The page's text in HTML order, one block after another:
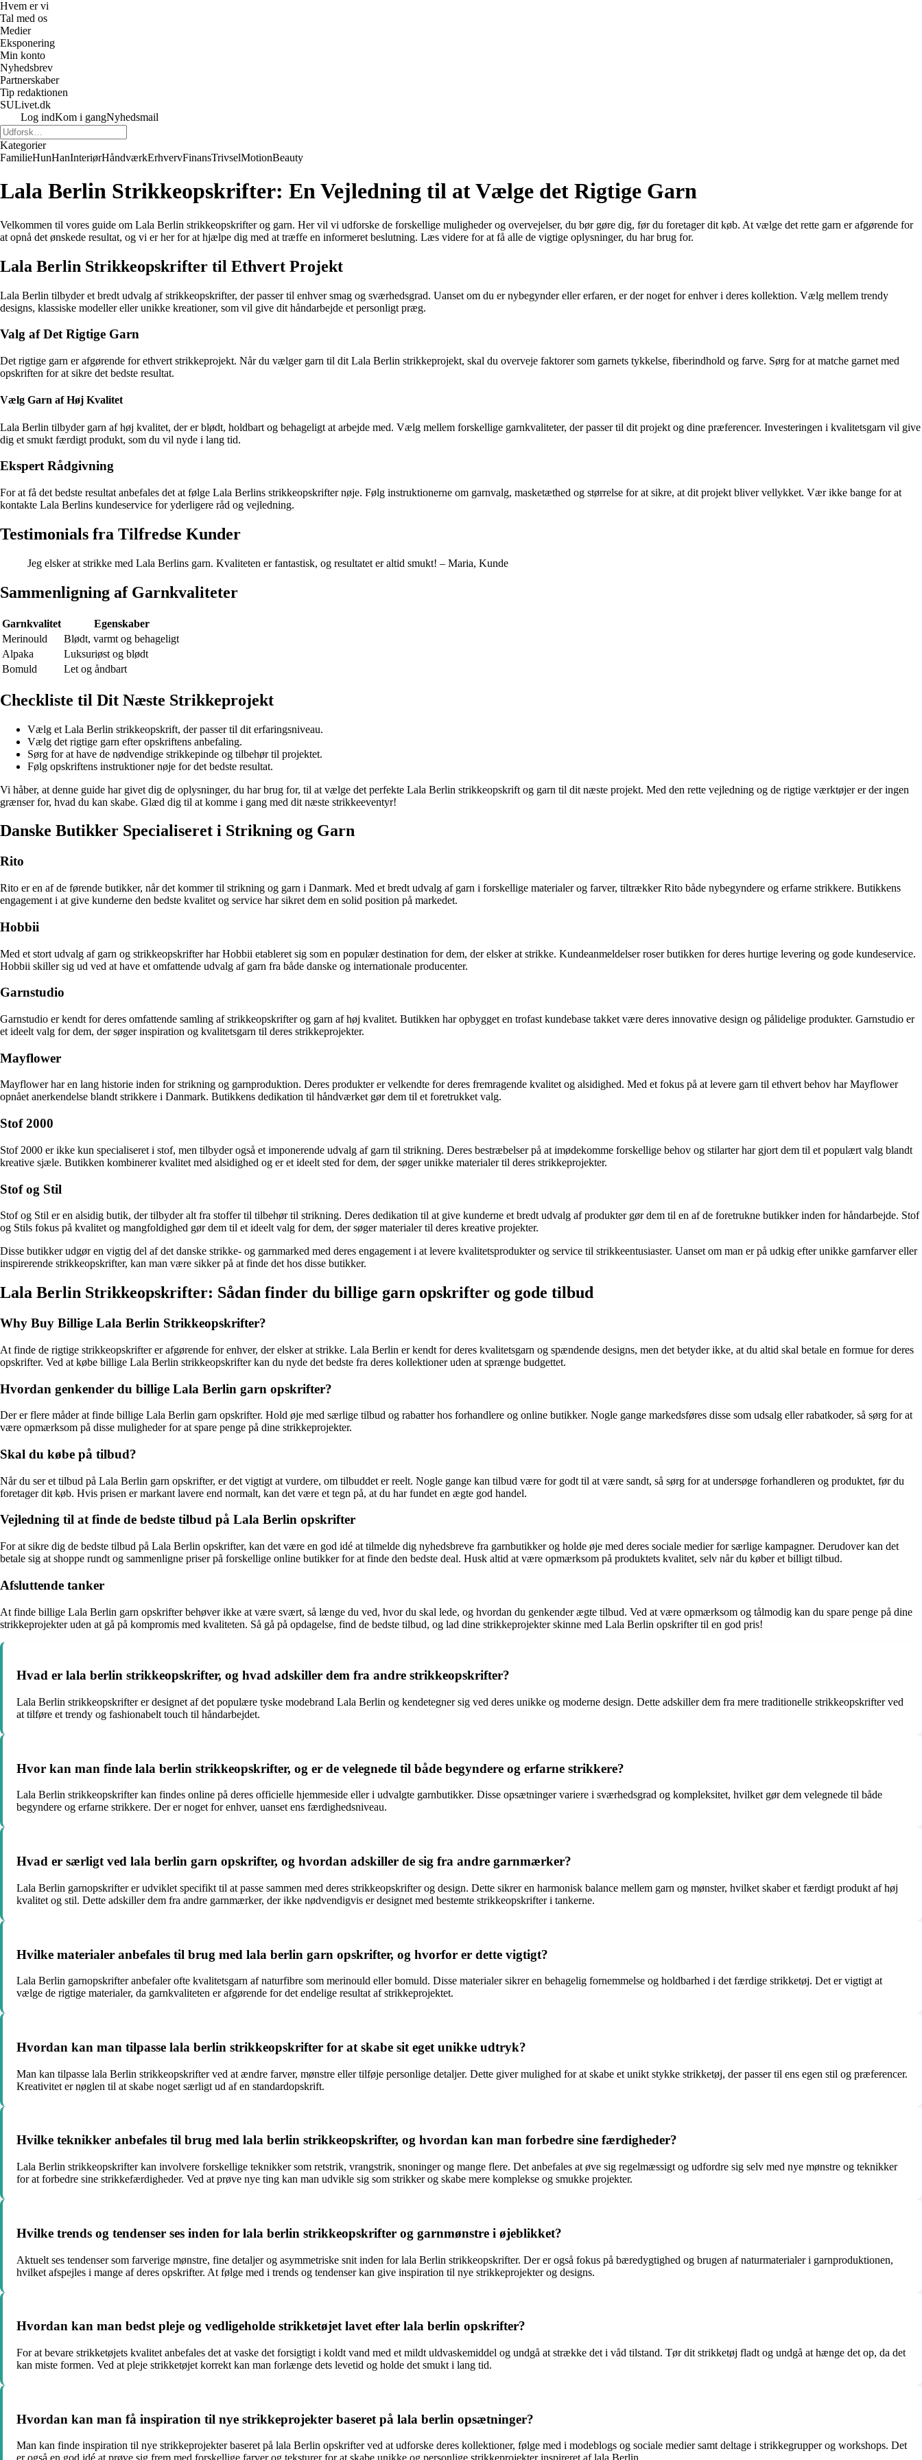
Hvem er vi
Tal med os
Medier
Eksponering
Min konto
Nyhedsbrev
Partnerskaber
Tip redaktionen
SULivet.dk
Log indKom i gangNyhedsmail
Kategorier
FamilieHunHanInteriørHåndværkErhvervFinansTrivselMotionBeauty
Lala Berlin Strikkeopskrifter: En Vejledning til at Vælge det Rigtige Garn
Velkommen til vores guide om Lala Berlin strikkeopskrifter og garn. Her vil vi udforske de forskellige muligheder og overvejelser, du bør gøre dig, før du foretager dit køb. At vælge det rette garn er afgørende for
at opnå det ønskede resultat, og vi er her for at hjælpe dig med at træffe en informeret beslutning. Læs videre for at få alle de vigtige oplysninger, du har brug for.
Lala Berlin Strikkeopskrifter til Ethvert Projekt
Lala Berlin tilbyder et bredt udvalg af strikkeopskrifter, der passer til enhver smag og sværhedsgrad. Uanset om du er nybegynder eller erfaren, er der noget for enhver i deres kollektion. Vælg mellem trendy
designs, klassiske modeller eller unikke kreationer, som vil give dit håndarbejde et personligt præg.
Valg af Det Rigtige Garn
Det rigtige garn er afgørende for ethvert strikkeprojekt. Når du vælger garn til dit Lala Berlin strikkeprojekt, skal du overveje faktorer som garnets tykkelse, fiberindhold og farve. Sørg for at matche garnet med
opskriften for at sikre det bedste resultat.
Vælg Garn af Høj Kvalitet
Lala Berlin tilbyder garn af høj kvalitet, der er blødt, holdbart og behageligt at arbejde med. Vælg mellem forskellige garnkvaliteter, der passer til dit projekt og dine præferencer. Investeringen i kvalitetsgarn vil give
dig et smukt færdigt produkt, som du vil nyde i lang tid.
Ekspert Rådgivning
For at få det bedste resultat anbefales det at følge Lala Berlins strikkeopskrifter nøje. Følg instruktionerne om garnvalg, masketæthed og størrelse for at sikre, at dit projekt bliver vellykket. Vær ikke bange for at
kontakte Lala Berlins kundeservice for yderligere råd og vejledning.
Testimonials fra Tilfredse Kunder
Jeg elsker at strikke med Lala Berlins garn. Kvaliteten er fantastisk, og resultatet er altid smukt! – Maria, Kunde
Sammenligning af Garnkvaliteter
Garnkvalitet
Egenskaber
Merinould
Blødt, varmt og behageligt
Alpaka
Luksuriøst og blødt
Bomuld
Let og åndbart
Checkliste til Dit Næste Strikkeprojekt
Vælg et Lala Berlin strikkeopskrift, der passer til dit erfaringsniveau.
Vælg det rigtige garn efter opskriftens anbefaling.
Sørg for at have de nødvendige strikkepinde og tilbehør til projektet.
Følg opskriftens instruktioner nøje for det bedste resultat.
Vi håber, at denne guide har givet dig de oplysninger, du har brug for, til at vælge det perfekte Lala Berlin strikkeopskrift og garn til dit næste projekt. Med den rette vejledning og de rigtige værktøjer er der ingen
grænser for, hvad du kan skabe. Glæd dig til at komme i gang med dit næste strikkeeventyr!
Danske Butikker Specialiseret i Strikning og Garn
Rito
Rito er en af de førende butikker, når det kommer til strikning og garn i Danmark. Med et bredt udvalg af garn i forskellige materialer og farver, tiltrækker Rito både nybegyndere og erfarne strikkere. Butikkens
engagement i at give kunderne den bedste kvalitet og service har sikret dem en solid position på markedet.
Hobbii
Med et stort udvalg af garn og strikkeopskrifter har Hobbii etableret sig som en populær destination for dem, der elsker at strikke. Kundeanmeldelser roser butikken for deres hurtige levering og gode kundeservice.
Hobbii skiller sig ud ved at have et omfattende udvalg af garn fra både danske og internationale producenter.
Garnstudio
Garnstudio er kendt for deres omfattende samling af strikkeopskrifter og garn af høj kvalitet. Butikken har opbygget en trofast kundebase takket være deres innovative design og pålidelige produkter. Garnstudio er
et ideelt valg for dem, der søger inspiration og kvalitetsgarn til deres strikkeprojekter.
Mayflower
Mayflower har en lang historie inden for strikning og garnproduktion. Deres produkter er velkendte for deres fremragende kvalitet og alsidighed. Med et fokus på at levere garn til ethvert behov har Mayflower
opnået anerkendelse blandt strikkere i Danmark. Butikkens dedikation til håndværket gør dem til et foretrukket valg.
Stof 2000
Stof 2000 er ikke kun specialiseret i stof, men tilbyder også et imponerende udvalg af garn til strikning. Deres bestræbelser på at imødekomme forskellige behov og stilarter har gjort dem til et populært valg blandt
kreative sjæle. Butikken kombinerer kvalitet med alsidighed og er et ideelt sted for dem, der søger unikke materialer til deres strikkeprojekter.
Stof og Stil
Stof og Stil er en alsidig butik, der tilbyder alt fra stoffer til tilbehør til strikning. Deres dedikation til at give kunderne et bredt udvalg af produkter gør dem til en af de foretrukne butikker inden for håndarbejde. Stof
og Stils fokus på kvalitet og mangfoldighed gør dem til et ideelt valg for dem, der søger materialer til deres kreative projekter.
Disse butikker udgør en vigtig del af det danske strikke- og garnmarked med deres engagement i at levere kvalitetsprodukter og service til strikkeentusiaster. Uanset om man er på udkig efter unikke garnfarver eller
inspirerende strikkeopskrifter, kan man være sikker på at finde det hos disse butikker.
Lala Berlin Strikkeopskrifter: Sådan finder du billige garn opskrifter og gode tilbud
Why Buy Billige Lala Berlin Strikkeopskrifter?
At finde de rigtige strikkeopskrifter er afgørende for enhver, der elsker at strikke. Lala Berlin er kendt for deres kvalitetsgarn og spændende designs, men det betyder ikke, at du altid skal betale en formue for deres
opskrifter. Ved at købe billige Lala Berlin strikkeopskrifter kan du nyde det bedste fra deres kollektioner uden at sprænge budgettet.
Hvordan genkender du billige Lala Berlin garn opskrifter?
Der er flere måder at finde billige Lala Berlin garn opskrifter. Hold øje med særlige tilbud og rabatter hos forhandlere og online butikker. Nogle gange markedsføres disse som udsalg eller rabatkoder, så sørg for at
være opmærksom på disse muligheder for at spare penge på dine strikkeprojekter.
Skal du købe på tilbud?
Når du ser et tilbud på Lala Berlin garn opskrifter, er det vigtigt at vurdere, om tilbuddet er reelt. Nogle gange kan tilbud være for godt til at være sandt, så sørg for at undersøge forhandleren og produktet, før du
foretager dit køb. Hvis prisen er markant lavere end normalt, kan det være et tegn på, at du har fundet en ægte god handel.
Vejledning til at finde de bedste tilbud på Lala Berlin opskrifter
For at sikre dig de bedste tilbud på Lala Berlin opskrifter, kan det være en god idé at tilmelde dig nyhedsbreve fra garnbutikker og holde øje med deres sociale medier for særlige kampagner. Derudover kan det
betale sig at shoppe rundt og sammenligne priser på forskellige online butikker for at finde den bedste deal. Husk altid at være opmærksom på produktets kvalitet, selv når du køber et billigt tilbud.
Afsluttende tanker
At finde billige Lala Berlin garn opskrifter behøver ikke at være svært, så længe du ved, hvor du skal lede, og hvordan du genkender ægte tilbud. Ved at være opmærksom og tålmodig kan du spare penge på dine
strikkeprojekter uden at gå på kompromis med kvaliteten. Så gå på opdagelse, find de bedste tilbud, og lad dine strikkeprojekter skinne med Lala Berlin opskrifter til en god pris!
Hvad er lala berlin strikkeopskrifter, og hvad adskiller dem fra andre strikkeopskrifter?
Lala Berlin strikkeopskrifter er designet af det populære tyske modebrand Lala Berlin og kendetegner sig ved deres unikke og moderne design. Dette adskiller dem fra mere traditionelle strikkeopskrifter ved
at tilføre et trendy og fashionabelt touch til håndarbejdet.
Hvor kan man finde lala berlin strikkeopskrifter, og er de velegnede til både begyndere og erfarne strikkere?
Lala Berlin strikkeopskrifter kan findes online på deres officielle hjemmeside eller i udvalgte garnbutikker. Disse opsætninger variere i sværhedsgrad og kompleksitet, hvilket gør dem velegnede til både
begyndere og erfarne strikkere. Der er noget for enhver, uanset ens færdighedsniveau.
Hvad er særligt ved lala berlin garn opskrifter, og hvordan adskiller de sig fra andre garnmærker?
Lala Berlin garnopskrifter er udviklet specifikt til at passe sammen med deres strikkeopskrifter og design. Dette sikrer en harmonisk balance mellem garn og mønster, hvilket skaber et færdigt produkt af høj
kvalitet og stil. Dette adskiller dem fra andre garnmærker, der ikke nødvendigvis er designet med bestemte strikkeopskrifter i tankerne.
Hvilke materialer anbefales til brug med lala berlin garn opskrifter, og hvorfor er dette vigtigt?
Lala Berlin garnopskrifter anbefaler ofte kvalitetsgarn af naturfibre som merinould eller bomuld. Disse materialer sikrer en behagelig fornemmelse og holdbarhed i det færdige strikketøj. Det er vigtigt at
vælge de rigtige materialer, da garnkvaliteten er afgørende for det endelige resultat af strikkeprojektet.
Hvordan kan man tilpasse lala berlin strikkeopskrifter for at skabe sit eget unikke udtryk?
Man kan tilpasse lala Berlin strikkeopskrifter ved at ændre farver, mønstre eller tilføje personlige detaljer. Dette giver mulighed for at skabe et unikt stykke strikketøj, der passer til ens egen stil og præferencer.
Kreativitet er nøglen til at skabe noget særligt ud af en standardopskrift.
Hvilke teknikker anbefales til brug med lala berlin strikkeopskrifter, og hvordan kan man forbedre sine færdigheder?
Lala Berlin strikkeopskrifter kan involvere forskellige teknikker som retstrik, vrangstrik, snoninger og mange flere. Det anbefales at øve sig regelmæssigt og udfordre sig selv med nye mønstre og teknikker
for at forbedre sine strikkefærdigheder. Ved at prøve nye ting kan man udvikle sig som strikker og skabe mere komplekse og smukke projekter.
Hvilke trends og tendenser ses inden for lala berlin strikkeopskrifter og garnmønstre i øjeblikket?
Aktuelt ses tendenser som farverige mønstre, fine detaljer og asymmetriske snit inden for lala Berlin strikkeopskrifter. Der er også fokus på bæredygtighed og brugen af naturmaterialer i garnproduktionen,
hvilket afspejles i mange af deres opskrifter. At følge med i trends og tendenser kan give inspiration til nye strikkeprojekter og designs.
Hvordan kan man bedst pleje og vedligeholde strikketøjet lavet efter lala berlin opskrifter?
For at bevare strikketøjets kvalitet anbefales det at vaske det forsigtigt i koldt vand med et mildt uldvaskemiddel og undgå at strække det i våd tilstand. Tør dit strikketøj fladt og undgå at hænge det op, da det
kan miste formen. Ved at pleje strikketøjet korrekt kan man forlænge dets levetid og holde det smukt i lang tid.
Hvordan kan man få inspiration til nye strikkeprojekter baseret på lala berlin opsætninger?
Man kan finde inspiration til nye strikkeprojekter baseret på lala Berlin opskrifter ved at udforske deres kollektioner, følge med i modeblogs og sociale medier samt deltage i strikkegrupper og workshops. Det